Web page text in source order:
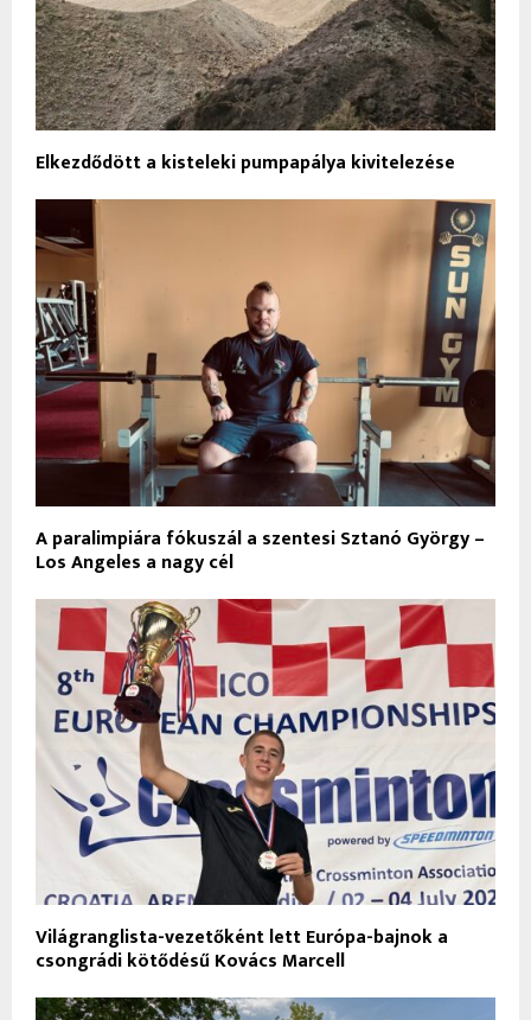
Elkezdődött a kisteleki pumpapálya kivitelezése
A paralimpiára fókuszál a szentesi Sztanó György –
Los Angeles a nagy cél
Világranglista-vezetőként lett Európa-bajnok a
csongrádi kötődésű Kovács Marcell